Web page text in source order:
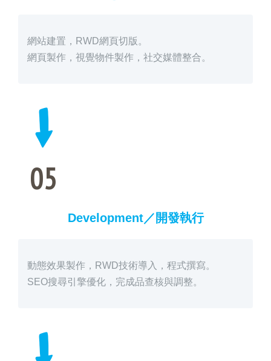
05
Development／開發執行
動態效果製作，RWD技術導入，程式撰寫。
SEO搜尋引擎優化，完成品查核與調整。
網站建置，RWD網頁切版。
網頁製作，視覺物件製作，社交媒體整合。